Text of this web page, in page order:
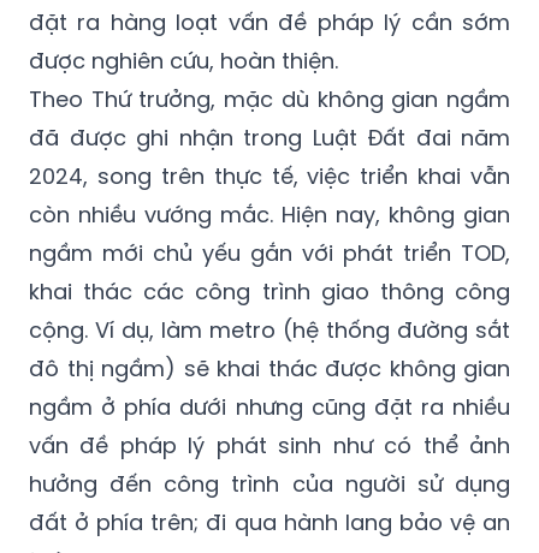
đặt ra hàng loạt vấn đề pháp lý cần sớm
được nghiên cứu, hoàn thiện.
Theo Thứ trưởng, mặc dù không gian ngầm
đã được ghi nhận trong Luật Đất đai năm
2024, song trên thực tế, việc triển khai vẫn
còn nhiều vướng mắc. Hiện nay, không gian
ngầm mới chủ yếu gắn với phát triển TOD,
khai thác các công trình giao thông công
cộng. Ví dụ, làm metro (hệ thống đường sắt
đô thị ngầm) sẽ khai thác được không gian
ngầm ở phía dưới nhưng cũng đặt ra nhiều
vấn đề pháp lý phát sinh như có thể ảnh
hưởng đến công trình của người sử dụng
đất ở phía trên; đi qua hành lang bảo vệ an